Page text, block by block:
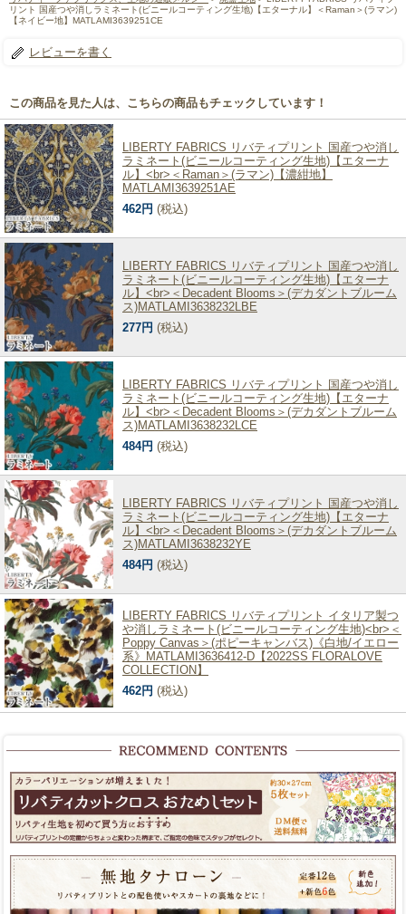
リント 国産つや消しラミネート(ビニールコーティング生地)【エターナル】＜Raman＞(ラマン)
【ネイビー地】MATLAMI3639251CE
レビューを書く
この商品を見た人は、こちらの商品もチェックしています！
LIBERTY FABRICS リバティプリント 国産つや消し
ラミネート(ビニールコーティング生地)【エターナ
ル】<br>＜Raman＞(ラマン)【濃紺地】
MATLAMI3639251AE
462円 (税込)
LIBERTY FABRICS リバティプリント 国産つや消し
ラミネート(ビニールコーティング生地)【エターナ
ル】<br>＜Decadent Blooms＞(デカダントブルーム
ス)MATLAMI3638232LBE
277円 (税込)
LIBERTY FABRICS リバティプリント 国産つや消し
ラミネート(ビニールコーティング生地)【エターナ
ル】<br>＜Decadent Blooms＞(デカダントブルーム
ス)MATLAMI3638232LCE
484円 (税込)
LIBERTY FABRICS リバティプリント 国産つや消し
ラミネート(ビニールコーティング生地)【エターナ
ル】<br>＜Decadent Blooms＞(デカダントブルーム
ス)MATLAMI3638232YE
484円 (税込)
LIBERTY FABRICS リバティプリント イタリア製つ
や消しラミネート(ビニールコーティング生地)<br>＜
Poppy Canvas＞(ポピーキャンバス)《白地/イエロー
系》MATLAMI3636412-D【2022SS FLORALOVE
COLLECTION】
462円 (税込)